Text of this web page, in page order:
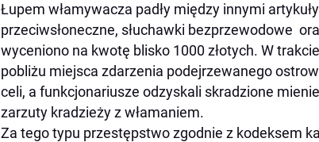
Łupem włamywacza padły między innymi
przeciwsłoneczne, słuchawki bezprzewodowe
wyceniono na kwotę blisko 1000 złotych. W
pobliżu miejsca zdarzenia podejrzewanego
celi, a funkcjonariusze odzyskali skradzione
zarzuty kradzieży z włamaniem.
Za tego typu przestępstwo zgodnie z kodeksem